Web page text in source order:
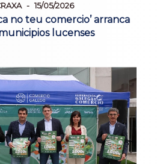
15/05/2026
no teu comercio’ arranca
lucenses